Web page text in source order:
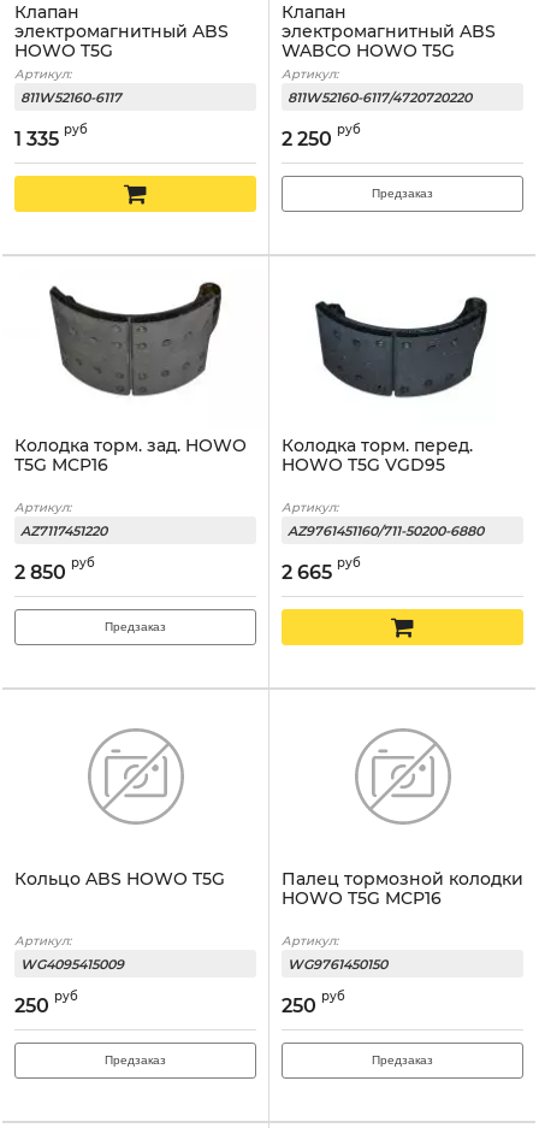
Клапан
электромагнитный ABS
HOWO T5G
Артикул:
811W52160-6117
1 335 руб
Клапан
электромагнитный ABS
WABCO HOWO T5G
Артикул:
811W52160-6117/4720720220
2 250 руб
Предзаказ
Колодка торм. зад. HOWO
T5G MCP16
Артикул:
AZ7117451220
2 850 руб
Предзаказ
Колодка торм. перед.
HOWO T5G VGD95
Артикул:
AZ9761451160/711-50200-6880
2 665 руб
Кольцо ABS HOWO T5G
Артикул:
WG4095415009
250 руб
Предзаказ
Палец тормозной колодки
HOWO T5G MCP16
Артикул:
WG9761450150
250 руб
Предзаказ